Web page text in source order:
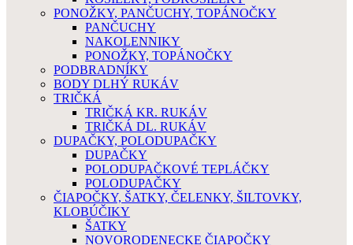
PONOŽKY, PANČUCHY, TOPÁNOČKY
PANČUCHY
NAKOLENNIKY
PONOŽKY, TOPÁNOČKY
PODBRADNÍKY
BODY DLHÝ RUKÁV
TRIČKÁ
TRIČKÁ KR. RUKÁV
TRIČKÁ DL. RUKÁV
DUPAČKY, POLODUPAČKY
DUPAČKY
POLODUPAČKOVÉ TEPLÁČKY
POLODUPAČKY
ČIAPOČKY, ŠATKY, ČELENKY, ŠILTOVKY,
KLOBÚČIKY
ŠATKY
NOVORODENECKE ČIAPOČKY